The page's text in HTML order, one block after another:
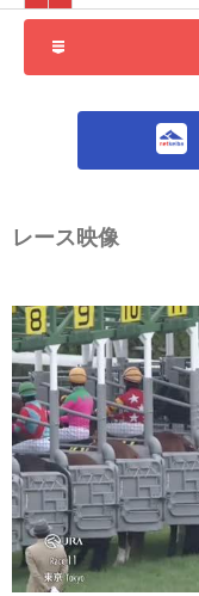
レース映像